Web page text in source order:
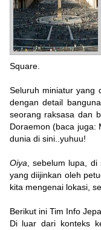
Square.
Seluruh miniatur yang
dengan detail
seorang raksasa dan
Doraemon (baca juga:
dunia di sini..yuhuu!
Oiya , sebelum lupa,
yang diijinkan oleh
kita mengenai lokasi,
Berikut ini Tim Info
Di luar dari konteks